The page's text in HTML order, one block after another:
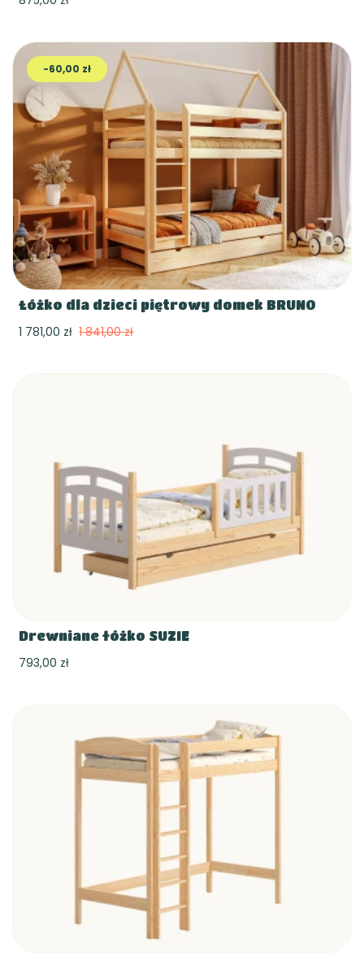
-60,00 zł
Łóżko dla dzieci piętrowy domek BRUNO
1 781,00 zł 1 841,00 zł
Drewniane łóżko SUZIE
793,00 zł